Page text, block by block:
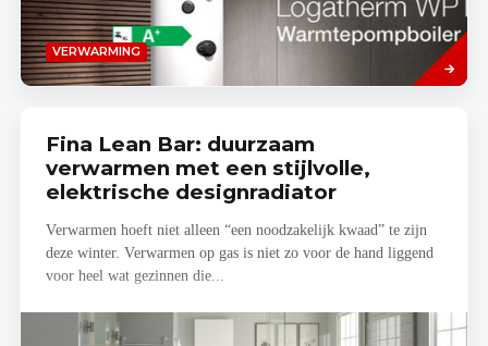
VERWARMING
Lees
meer
Fina Lean Bar: duurzaam
verwarmen met een stijlvolle,
elektrische designradiator
Verwarmen hoeft niet alleen “een noodzakelijk kwaad” te zijn
deze winter. Verwarmen op gas is niet zo voor de hand liggend
voor heel wat gezinnen die...